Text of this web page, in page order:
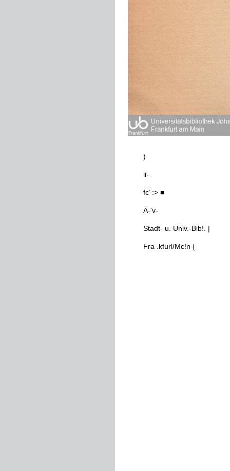
)
ii-
fc’:> ■
Ä-'v-
Stadt- u. Univ.-Bib!. |
Fra .kfurl/Mc!n {